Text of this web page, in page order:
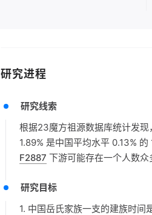
研究进程
研究线索
根据23魔方祖源数据库统计发
1.89% 是中国平均水平 0.13%
F2887 下游可能存在一个人数众
研究目标
1. 中国岳氏家族一支的建族时间